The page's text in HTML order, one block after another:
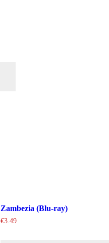
Zambezia (Blu-ray)
€3.49